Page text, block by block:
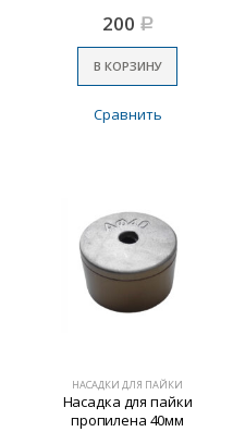
200 Р
В КОРЗИНУ
Сравнить
НАСАДКИ ДЛЯ ПАЙКИ
Насадка для пайки
пропилена 40мм